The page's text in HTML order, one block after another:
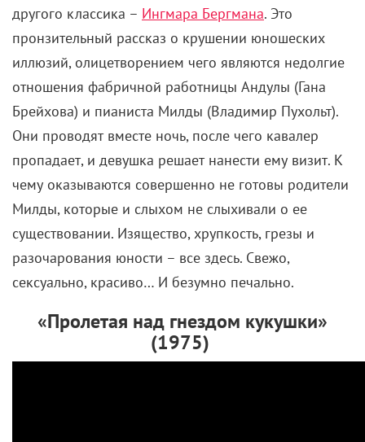
другого классика – Ингмара Бергмана. Это
пронзительный рассказ о крушении юношеских
иллюзий, олицетворением чего являются недолгие
отношения фабричной работницы Андулы (Гана
Брейхова) и пианиста Милды (Владимир Пухольт).
Они проводят вместе ночь, после чего кавалер
пропадает, и девушка решает нанести ему визит. К
чему оказываются совершенно не готовы родители
Милды, которые и слыхом не слыхивали о ее
существовании. Изящество, хрупкость, грезы и
разочарования юности – все здесь. Свежо,
сексуально, красиво… И безумно печально.
«Пролетая над гнездом кукушки»
(1975)